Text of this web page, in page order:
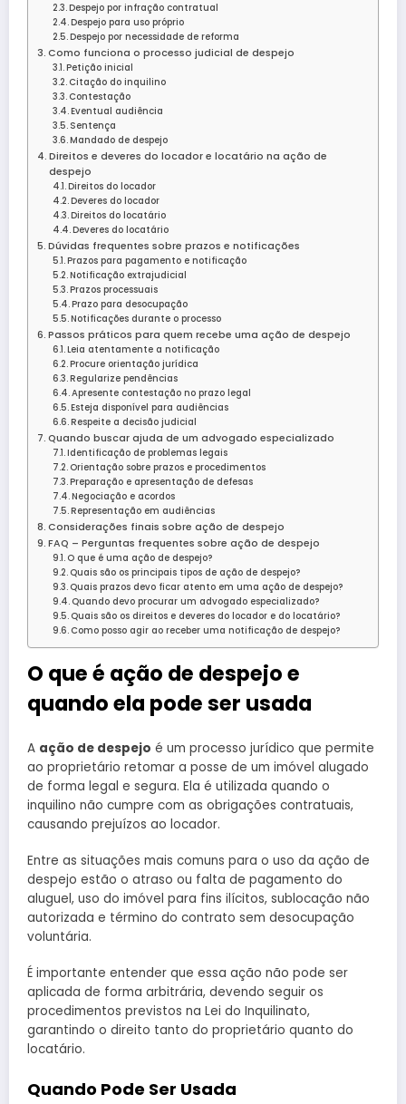
Despejo por infração contratual
Despejo para uso próprio
Despejo por necessidade de reforma
Como funciona o processo judicial de despejo
Petição inicial
Citação do inquilino
Contestação
Eventual audiência
Sentença
Mandado de despejo
Direitos e deveres do locador e locatário na ação de
despejo
Direitos do locador
Deveres do locador
Direitos do locatário
Deveres do locatário
Dúvidas frequentes sobre prazos e notificações
Prazos para pagamento e notificação
Notificação extrajudicial
Prazos processuais
Prazo para desocupação
Notificações durante o processo
Passos práticos para quem recebe uma ação de despejo
Leia atentamente a notificação
Procure orientação jurídica
Regularize pendências
Apresente contestação no prazo legal
Esteja disponível para audiências
Respeite a decisão judicial
Quando buscar ajuda de um advogado especializado
Identificação de problemas legais
Orientação sobre prazos e procedimentos
Preparação e apresentação de defesas
Negociação e acordos
Representação em audiências
Considerações finais sobre ação de despejo
FAQ – Perguntas frequentes sobre ação de despejo
O que é uma ação de despejo?
Quais são os principais tipos de ação de despejo?
Quais prazos devo ficar atento em uma ação de despejo?
Quando devo procurar um advogado especializado?
Quais são os direitos e deveres do locador e do locatário?
Como posso agir ao receber uma notificação de despejo?
O que é ação de despejo e
quando ela pode ser usada
A ação de despejo é um processo jurídico que permite
ao proprietário retomar a posse de um imóvel alugado
de forma legal e segura. Ela é utilizada quando o
inquilino não cumpre com as obrigações contratuais,
causando prejuízos ao locador.
Entre as situações mais comuns para o uso da ação de
despejo estão o atraso ou falta de pagamento do
aluguel, uso do imóvel para fins ilícitos, sublocação não
autorizada e término do contrato sem desocupação
voluntária.
É importante entender que essa ação não pode ser
aplicada de forma arbitrária, devendo seguir os
procedimentos previstos na Lei do Inquilinato,
garantindo o direito tanto do proprietário quanto do
locatário.
Quando Pode Ser Usada